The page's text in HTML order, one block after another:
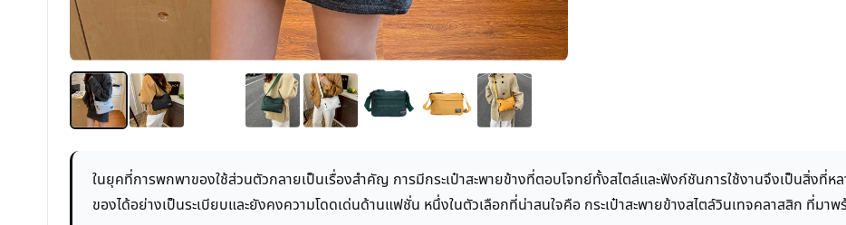
ในยุคที่การพกพาของใช้ส่วนตัวกลายเป็นเรื่องสำคัญ การมีกระเป๋าสะพายข้างที่ตอบโจทย์ทั้งสไตล์และฟังก์ชันการใช้งานจึงเป็นสิ่งที่ห
ของได้อย่างเป็นระเบียบและยังคงความโดดเด่นด้านแฟชั่น หนึ่งในตัวเลือกที่น่าสนใจคือ กระเป๋าสะพายข้างสไตล์วินเทจคลาสสิก ที่มา